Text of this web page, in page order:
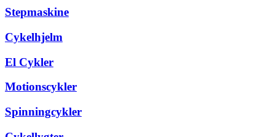
Stepmaskine
Cykelhjelm
El Cykler
Motionscykler
Spinningcykler